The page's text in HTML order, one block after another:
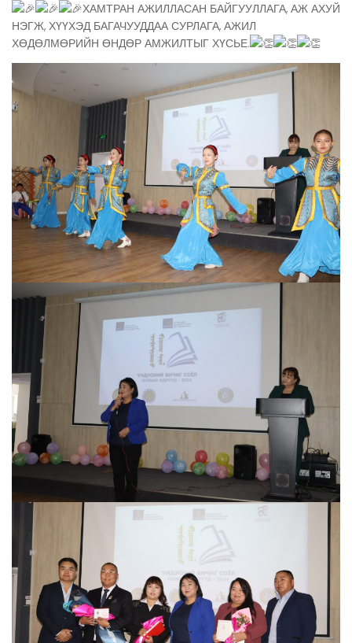
ХАМТРАН АЖИЛЛАСАН БАЙГУУЛЛАГА, АЖ АХУЙ
НЭГЖ, ХҮҮХЭД БАГАЧУУДДАА СУРЛАГА, АЖИЛ
ХӨДӨЛМӨРИЙН ӨНДӨР АМЖИЛТЫГ ХҮСЬЕ.